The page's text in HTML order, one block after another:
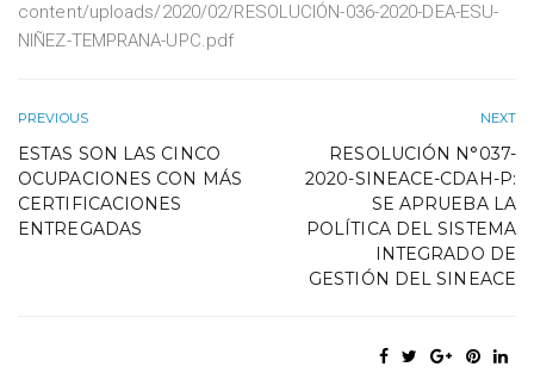
content/uploads/2020/02/RESOLUCIÓN-036-2020-DEA-ESU-
NIÑEZ-TEMPRANA-UPC.pdf
PREVIOUS
ESTAS SON LAS CINCO
OCUPACIONES CON MÁS
CERTIFICACIONES
ENTREGADAS
NEXT
RESOLUCIÓN N°037-
2020-SINEACE-CDAH-P:
SE APRUEBA LA
POLÍTICA DEL SISTEMA
INTEGRADO DE
GESTIÓN DEL SINEACE